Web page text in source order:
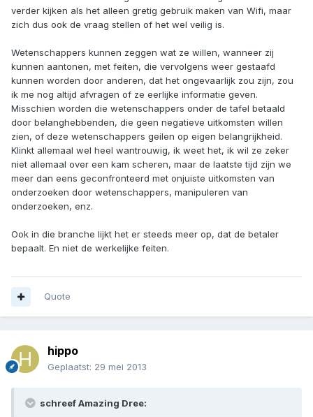
verder kijken als het alleen gretig gebruik maken van Wifi, maar
zich dus ook de vraag stellen of het wel veilig is.
Wetenschappers kunnen zeggen wat ze willen, wanneer zij
kunnen aantonen, met feiten, die vervolgens weer gestaafd
kunnen worden door anderen, dat het ongevaarlijk zou zijn, zou
ik me nog altijd afvragen of ze eerlijke informatie geven.
Misschien worden die wetenschappers onder de tafel betaald
door belanghebbenden, die geen negatieve uitkomsten willen
zien, of deze wetenschappers geilen op eigen belangrijkheid.
Klinkt allemaal wel heel wantrouwig, ik weet het, ik wil ze zeker
niet allemaal over een kam scheren, maar de laatste tijd zijn we
meer dan eens geconfronteerd met onjuiste uitkomsten van
onderzoeken door wetenschappers, manipuleren van
onderzoeken, enz.
Ook in die branche lijkt het er steeds meer op, dat de betaler
bepaalt. En niet de werkelijke feiten.
Quote
hippo
Geplaatst: 29 mei 2013
schreef Amazing Dree: